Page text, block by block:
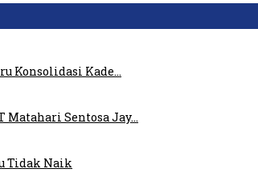
Konsolidasi Kade…
Matahari Sentosa Jay…
Tidak Naik